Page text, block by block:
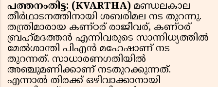
പത്തനംതിട്ട: (KVARTHA) മണ്ഡലകാല
തീര്‍ഥാടനത്തിനായി ശബരിമല നട തുറന്നു.
തന്ത്രിമാരായ കണ്ഠര് രാജീവര്, കണ്ഠര്
ബ്രഹ്‌മദത്തന്‍ എന്നിവരുടെ സാന്നിധ്യത്തില്‍
മേല്‍ശാന്തി പിഎന്‍ മഹേഷാണ് നട
തുറന്നത്. സാധാരണഗതിയില്‍
അഞ്ചുമണിക്കാണ് നടതുറക്കുന്നത്.
എന്നാല്‍ തിരക്ക് ഒഴിവാക്കാനായി